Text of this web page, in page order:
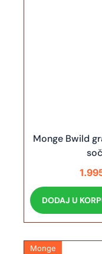
Monge Bwild
DODAJ U
Monge